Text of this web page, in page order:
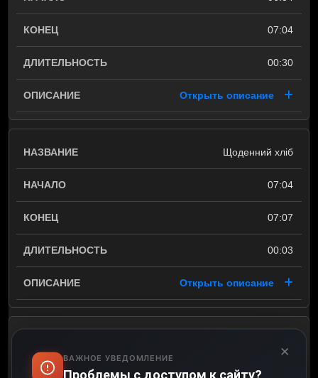
07:04
00:30
Открыть описание
Щоденний хліб
07:04
07:07
00:03
Открыть описание
×
ВАЖНОЕ УВЕДОМЛЕНИЕ
Проблемы с доступом к сайту?